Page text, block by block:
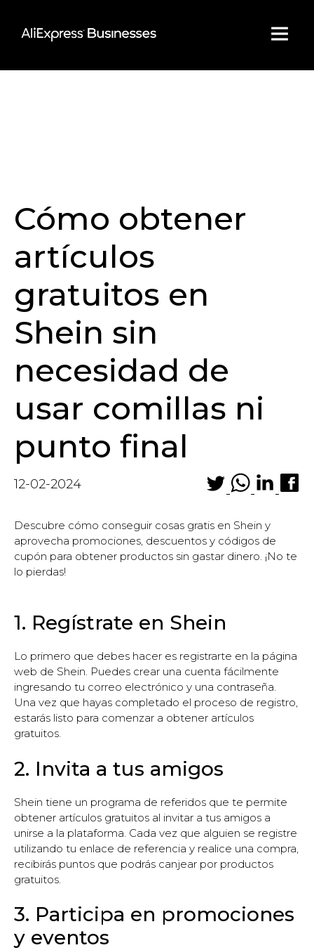
content
Cómo obtener
artículos
gratuitos en
Shein sin
necesidad de
usar comillas ni
punto final
12-02-2024
Descubre cómo conseguir cosas gratis en Shein y
aprovecha promociones, descuentos y códigos de
cupón para obtener productos sin gastar dinero. ¡No te
lo pierdas!
1. Regístrate en Shein
Lo primero que debes hacer es registrarte en la página
web de Shein. Puedes crear una cuenta fácilmente
ingresando tu correo electrónico y una contraseña.
Una vez que hayas completado el proceso de registro,
estarás listo para comenzar a obtener artículos
gratuitos.
2. Invita a tus amigos
Shein tiene un programa de referidos que te permite
obtener artículos gratuitos al invitar a tus amigos a
unirse a la plataforma. Cada vez que alguien se registre
utilizando tu enlace de referencia y realice una compra,
recibirás puntos que podrás canjear por productos
gratuitos.
3. Participa en promociones
y eventos